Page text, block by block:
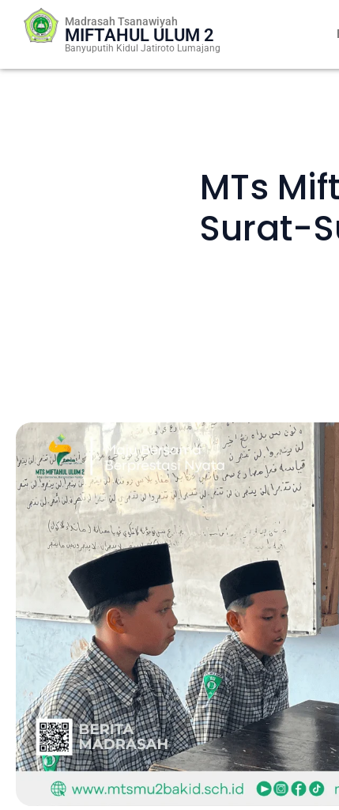
Madrasah Tsanawiyah
MIFTAHUL ULUM 2
Banyuputih Kidul Jatiroto Lumajang
MTs
Surat-